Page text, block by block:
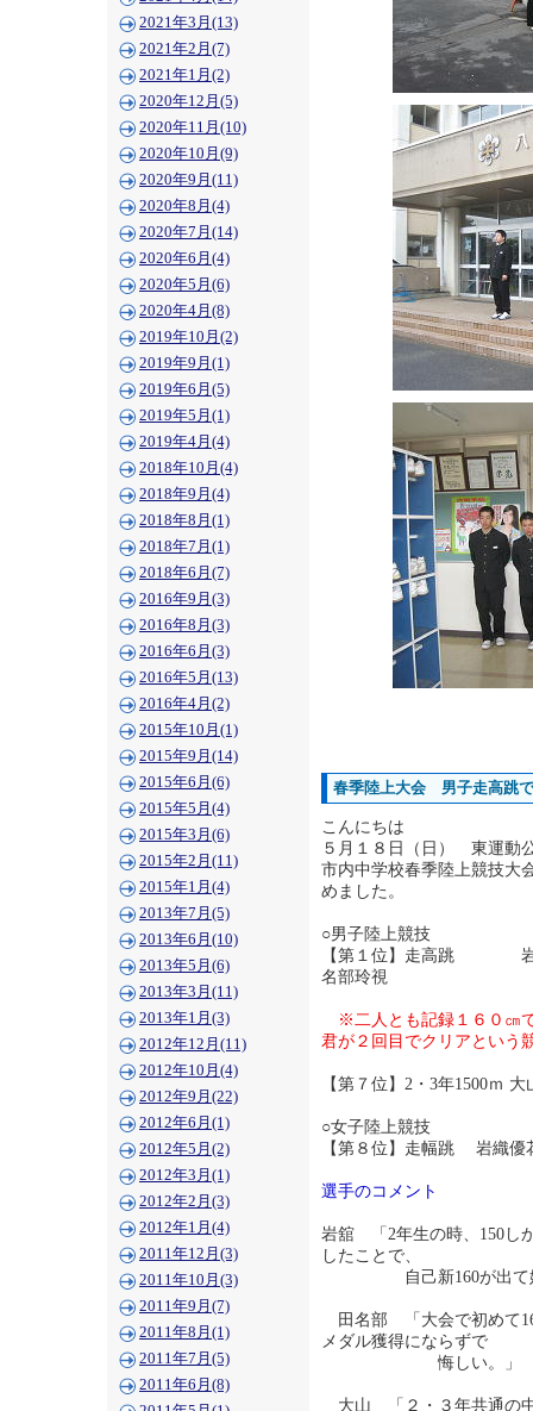
2021年3月(13)
2021年2月(7)
2021年1月(2)
2020年12月(5)
2020年11月(10)
2020年10月(9)
2020年9月(11)
2020年8月(4)
2020年7月(14)
2020年6月(4)
2020年5月(6)
2020年4月(8)
2019年10月(2)
2019年9月(1)
2019年6月(5)
2019年5月(1)
2019年4月(4)
2018年10月(4)
2018年9月(4)
2018年8月(1)
2018年7月(1)
2018年6月(7)
2016年9月(3)
2016年8月(3)
2016年6月(3)
2016年5月(13)
2016年4月(2)
2015年10月(1)
2015年9月(14)
2015年6月(6)
2015年5月(4)
2015年3月(6)
2015年2月(11)
2015年1月(4)
2013年7月(5)
2013年6月(10)
2013年5月(6)
2013年3月(11)
2013年1月(3)
2012年12月(11)
2012年10月(4)
2012年9月(22)
2012年6月(1)
2012年5月(2)
2012年3月(1)
2012年2月(3)
2012年1月(4)
2011年12月(3)
2011年10月(3)
2011年9月(7)
2011年8月(1)
2011年7月(5)
2011年6月(8)
春季陸上大会 男子走高跳
こんにちは
５月１８日（日） 東運動
市内中学校春季陸上競技大
めました。
○男子陸上競技
【第１位】走高跳
名部玲視
※二人とも記録１６０㎝
君が２回目でクリアという
【第７位】2・3年1500ｍ
○女子陸上競技
【第８位】走幅跳 岩織優
選手のコメント
岩舘 「2年生の時、150し
したことで、
自己新160が出て嬉
田名部 「大会で初めて
メダル獲得にならずで
悔しい。」
大山 「２・３年共通の